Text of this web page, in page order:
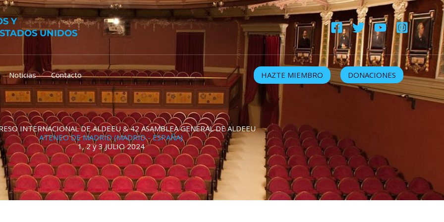
Y
UNIDOS
Noticias Contacto HAZTE MIEMBRO DONACIONES
INTERNACIONAL DE ALDEEU & 42 ASAMBLEA GENERAL DE ALDEEU
ATENEO DE MADRID (MADRID - ESPAÑA)
1, 2 y 3 JULIO 2024